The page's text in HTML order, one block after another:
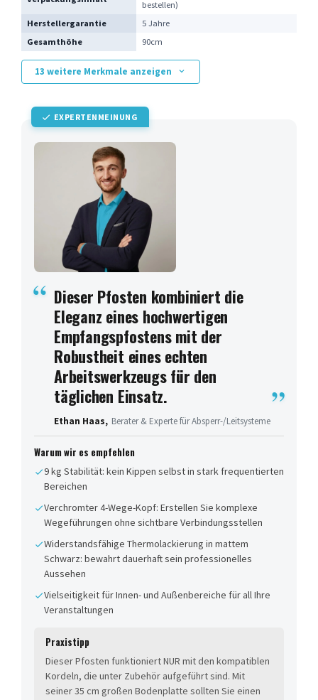
bestellen)
Herstellergarantie
5 Jahre
Gesamthöhe
90cm
13 weitere Merkmale anzeigen
EXPERTENMEINUNG
Dieser Pfosten kombiniert die
Eleganz eines hochwertigen
Empfangspfostens mit der
Robustheit eines echten
Arbeitswerkzeugs für den
täglichen Einsatz.
Ethan Haas, Berater & Experte für Absperr-/Leitsysteme
Warum wir es empfehlen
9 kg Stabilität: kein Kippen selbst in stark frequentierten
Bereichen
Verchromter 4-Wege-Kopf: Erstellen Sie komplexe
Wegeführungen ohne sichtbare Verbindungsstellen
Widerstandsfähige Thermolackierung in mattem
Schwarz: bewahrt dauerhaft sein professionelles
Aussehen
Vielseitigkeit für Innen- und Außenbereiche für all Ihre
Veranstaltungen
Praxistipp
Dieser Pfosten funktioniert NUR mit den kompatiblen
Kordeln, die unter Zubehör aufgeführt sind. Mit
seiner 35 cm großen Bodenplatte sollten Sie einen